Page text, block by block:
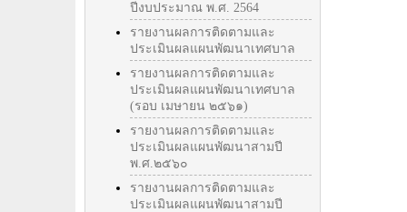
ปีงบประมาณ พ.ศ. 2564
รายงานผลการติดตามและ
ประเมินผลแผนพัฒนาเทศบาล
รายงานผลการติดตามและ
ประเมินผลแผนพัฒนาเทศบาล
(รอบ เมษายน ๒๕๖๑)
รายงานผลการติดตามและ
ประเมินผลแผนพัฒนาสามปี
พ.ศ.๒๕๖๐
รายงานผลการติดตามและ
ประเมินผลแผนพัฒนาสามปี